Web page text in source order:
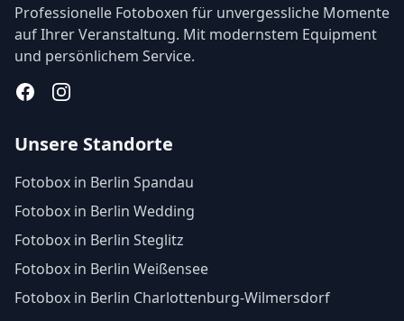
Professionelle Fotoboxen für unvergessliche Momente
auf Ihrer Veranstaltung. Mit modernstem Equipment
und persönlichem Service.
FacebookInstagram
Unsere Standorte
Fotobox in Berlin Spandau
Fotobox in Berlin Wedding
Fotobox in Berlin Steglitz
Fotobox in Berlin Weißensee
Fotobox in Berlin Charlottenburg-Wilmersdorf